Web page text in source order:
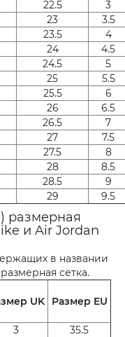
22.5
3
23
3.5
23.5
4
24
4.5
24.5
5
25
5.5
25.5
6
26
6.5
26.5
7
27
7.5
27.5
8
28
8.5
28.5
9
29 9.5
размерная
и Air Jordan
в названии
сетка.
UK Размер EU
3
35.5